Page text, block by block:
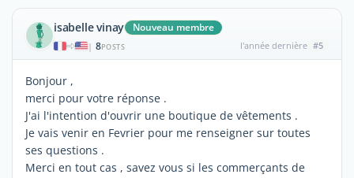
isabelle vinay Nouveau membre
| 8POSTS l'année dernière #5
Bonjour ,
merci pour votre réponse .
J'ai l'intention d'ouvrir une boutique de vêtements .
Je vais venir en Fevrier pour me renseigner sur toutes
ses questions .
Merci en tout cas , savez vous si les commerçants de